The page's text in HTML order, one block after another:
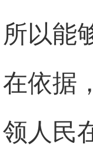
所以能
在依据
领人民